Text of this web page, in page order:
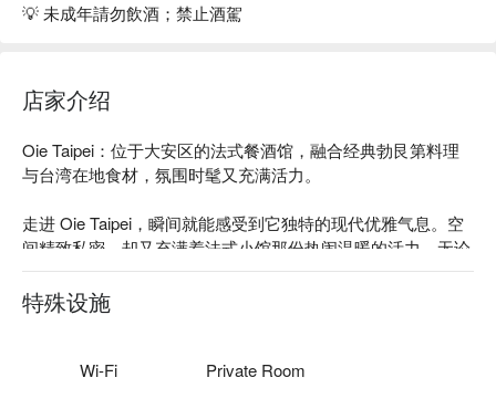
💡 未成年請勿飲酒；禁止酒駕
店家介绍
Oie Taipei：位于大安区的法式餐酒馆，融合经典勃艮第料理
与台湾在地食材，氛围时髦又充满活力。
走进 Oie Taipei，瞬间就能感受到它独特的现代优雅气息。空
间精致私密，却又充满着法式小馆那份热闹温暖的活力，无论
是浪漫约会还是庆祝派对，这里都是完美背景板。
内行人都爱这里的原因是：Oie Taipei 不只是一家普通的法
鲜的季节性食材结合。但真正的点睛之笔，是他们超强的酒单
特殊设施
Wi-Fi Private Room